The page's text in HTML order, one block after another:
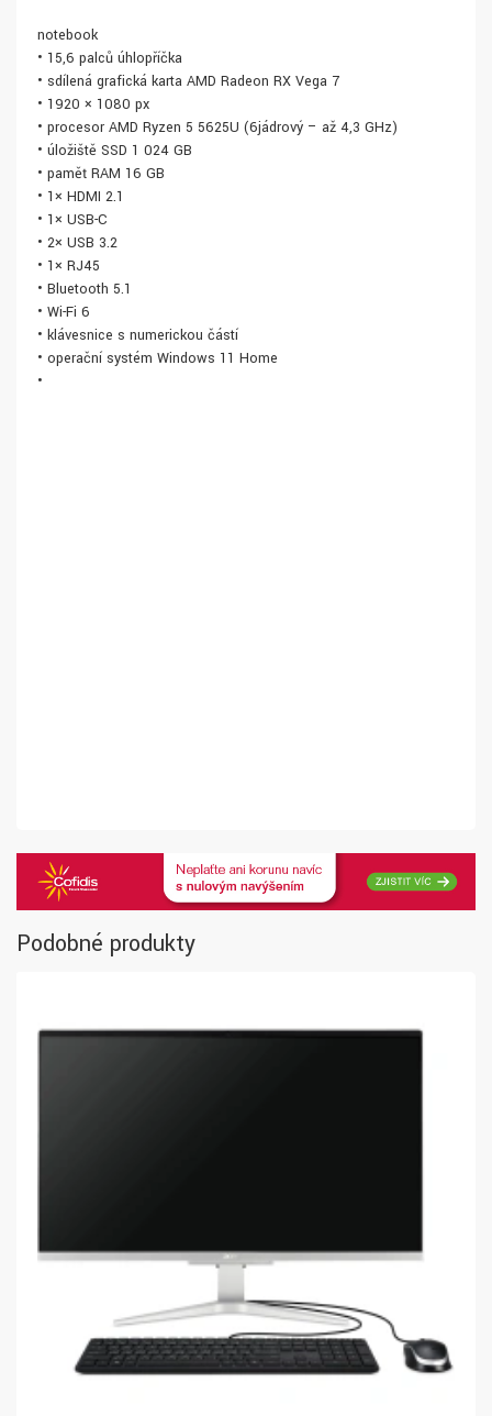
notebook
• 15,6 palců úhlopříčka
• sdílená grafická karta AMD Radeon RX Vega 7
• 1920 × 1080 px
• procesor AMD Ryzen 5 5625U (6jádrový – až 4,3 GHz)
• úložiště SSD 1 024 GB
• paměť RAM 16 GB
• 1× HDMI 2.1
• 1× USB-C
• 2× USB 3.2
• 1× RJ45
• Bluetooth 5.1
• Wi-Fi 6
• klávesnice s numerickou částí
• operační systém Windows 11 Home
•
Podobné produkty